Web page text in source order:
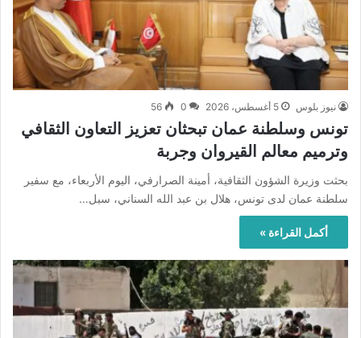
نيوز بلوس 5 أغسطس، 2026 0
56
تونس وسلطنة عمان تبحثان تعزيز التعاون الثقافي
وترميم معالم القيروان وجربة
بحثت وزيرة الشؤون الثقافية، أمينة الصرارفي، اليوم الأربعاء، مع سفير
سلطنة عمان لدى تونس، هلال بن عبد الله السناني، سبل…
أكمل القراءة »